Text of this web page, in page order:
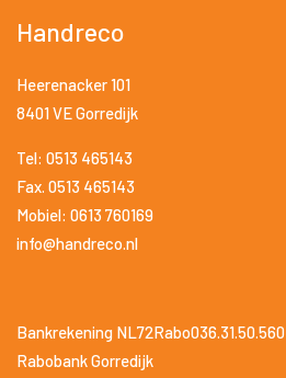
Handreco
Heerenacker 101
8401 VE Gorredijk
Tel: 0513 465143
Fax. 0513 465143
Mobiel: 0613 760169
info@handreco.nl
Bankrekening NL72Rabo036.31.50.560
Rabobank Gorredijk